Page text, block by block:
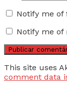
Notify me
Notify me of
This site uses
comment data